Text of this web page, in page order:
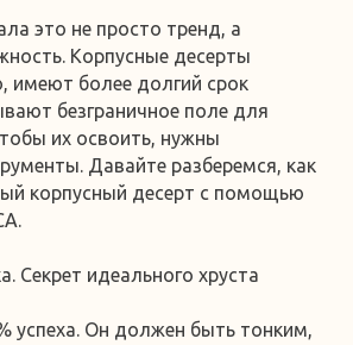
это не просто тренд, а
Корпусные десерты
имеют более долгий срок
безграничное поле для
их освоить, нужны
Давайте разберемся, как
корпусный десерт с помощью
Секрет идеального хруста
успеха. Он должен быть тонким,